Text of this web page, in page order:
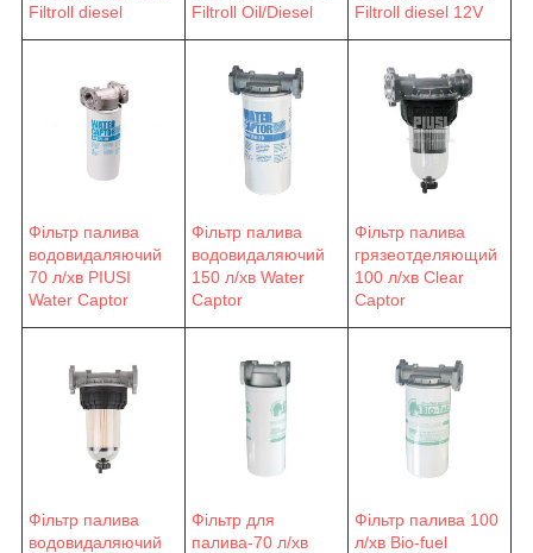
Filtroll diesel
Filtroll Oil/Diesel
Filtroll diesel 12V
Фільтр палива
водовидаляючий
70 л/хв PIUSI
Water Сaptor
Фільтр палива
водовидаляючий
150 л/хв Water
Сaptor
Фільтр палива
грязеотделяющий
100 л/хв Clear
Captor
Фільтр палива
водовидаляючий
Фільтр для
палива-70 л/хв
Фільтр палива 100
л/хв Bio-fuel